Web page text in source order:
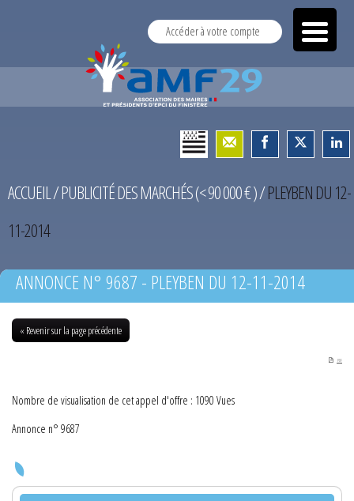
Accéder à votre compte
ACCUEIL/PUBLICITÉ DES MARCHÉS (< 90 000 € )/PLEYBEN DU 12-
11-2014
ANNONCE N° 9687 - PLEYBEN DU 12-11-2014
« Revenir sur la page précédente
PDF
Nombre de visualisation de cet appel d'offre : 1090 Vues
Annonce n° 9687